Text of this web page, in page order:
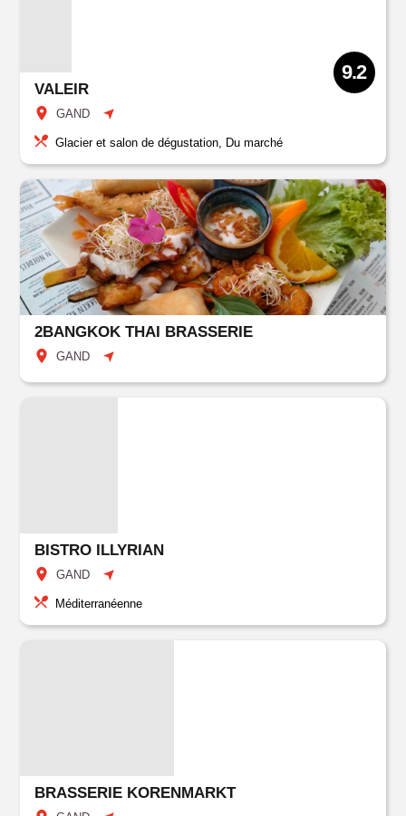
VALEIR
GAND
9.2
Glacier et salon de dégustation, Du marché
2BANGKOK THAI BRASSERIE
GAND
BISTRO ILLYRIAN
GAND
Méditerranéenne
BRASSERIE KORENMARKT